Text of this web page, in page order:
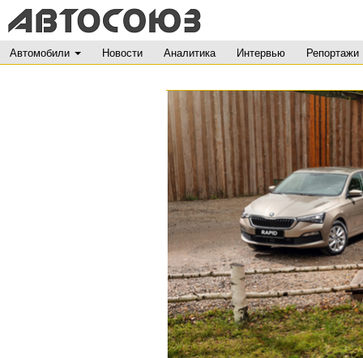
Автомобили Новости Аналитика Интервью Репортажи